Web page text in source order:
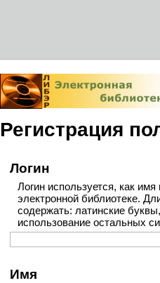
Регистрация
Логин
Логин используется, как
электронной библиотеке.
содержать: латинские
использование остальных
Имя